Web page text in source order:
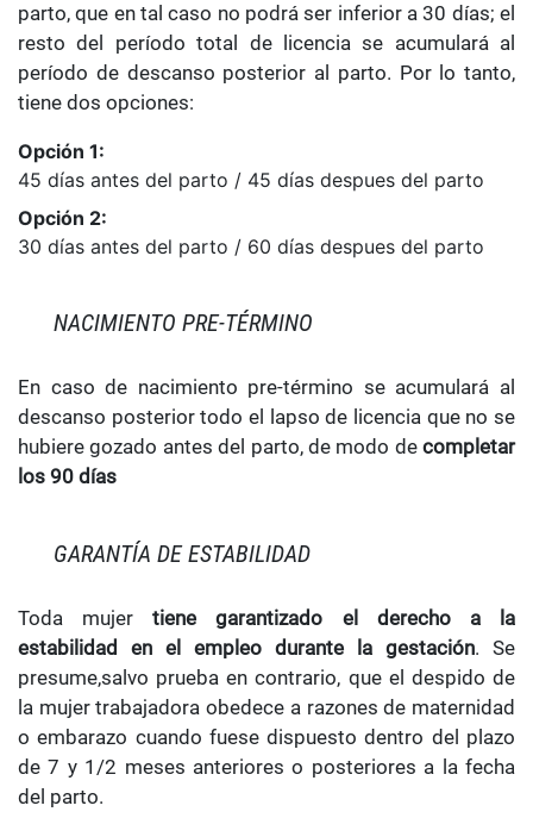
parto, que en tal caso no podrá ser inferior a 30 días; el
resto del período total de licencia se acumulará al
período de descanso posterior al parto. Por lo tanto,
tiene dos opciones:
Opción 1:
45 días antes del parto / 45 días despues del parto
Opción 2:
30 días antes del parto / 60 días despues del parto
NACIMIENTO PRE-TÉRMINO
En caso de nacimiento pre-término se acumulará al
descanso posterior todo el lapso de licencia que no se
hubiere gozado antes del parto, de modo de completar
los 90 días
GARANTÍA DE ESTABILIDAD
Toda mujertiene garantizado el derecho a la
estabilidad en el empleo durante la gestación. Se
presume,salvo prueba en contrario, que el despido de
la mujer trabajadora obedece a razones de maternidad
o embarazo cuando fuese dispuesto dentro del plazo
de 7 y 1/2 meses anteriores o posteriores a la fecha
del parto.